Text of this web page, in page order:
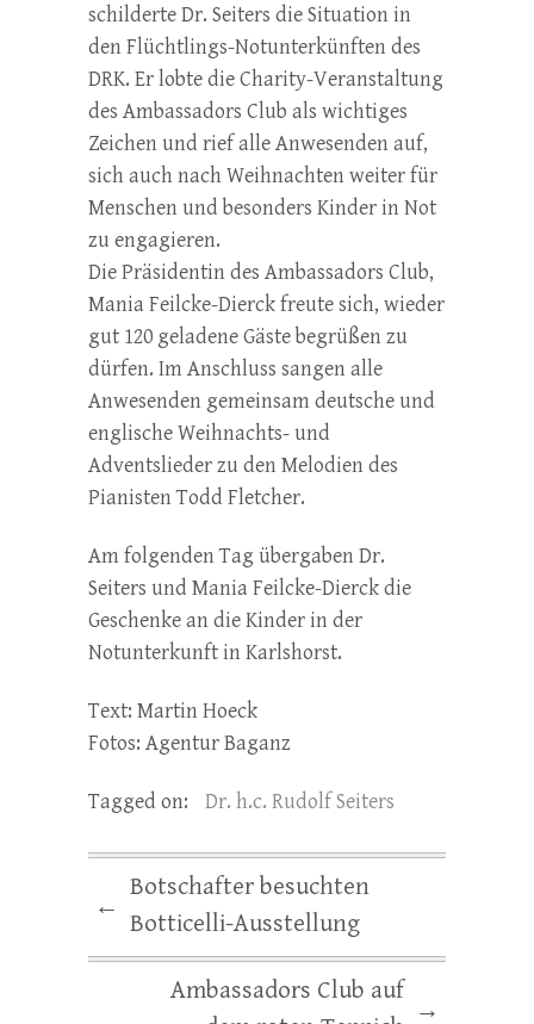
schilderte Dr. Seiters die Situation in
den Flüchtlings-Notunterkünften des
DRK. Er lobte die Charity-Veranstaltung
des Ambassadors Club als wichtiges
Zeichen und rief alle Anwesenden auf,
sich auch nach Weihnachten weiter für
Menschen und besonders Kinder in Not
zu engagieren.
Die Präsidentin des Ambassadors Club,
Mania Feilcke-Dierck freute sich, wieder
gut 120 geladene Gäste begrüßen zu
dürfen. Im Anschluss sangen alle
Anwesenden gemeinsam deutsche und
englische Weihnachts- und
Adventslieder zu den Melodien des
Pianisten Todd Fletcher.
Am folgenden Tag übergaben Dr.
Seiters und Mania Feilcke-Dierck die
Geschenke an die Kinder in der
Notunterkunft in Karlshorst.
Text: Martin Hoeck
Fotos: Agentur Baganz
Tagged on: Dr. h.c. Rudolf Seiters
←
Botschafter besuchten
Botticelli-Ausstellung
Ambassadors Club auf
→